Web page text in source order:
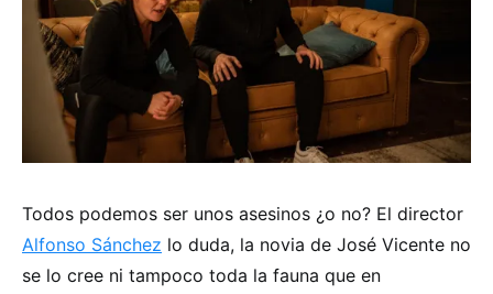
Todos podemos ser unos asesinos ¿o no? El director
Alfonso Sánchez lo duda, la novia de José Vicente no
se lo cree ni tampoco toda la fauna que en